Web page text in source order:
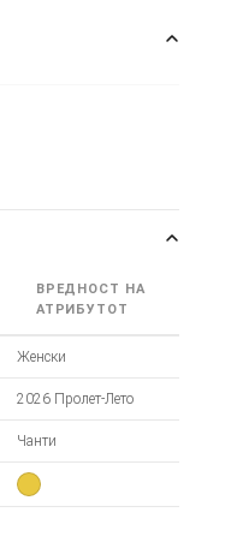
ВРЕДНОСТ НА
АТРИБУТОТ
Женски
2026 Пролет-Лето
Чанти